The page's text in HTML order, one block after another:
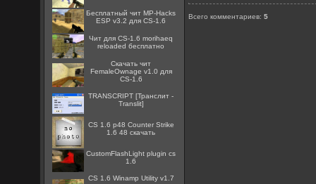
Бесплатный чит MP-Hacks
ESP v3.2 для CS-1.6
Чит для CS-1.6 morihaeq
reloaded бесплатно
Скачать чит
FemaleOwnage v1.0 для
CS-1.6
TRANSCRIPT [Транслит -
Translit]
CS 1.6 p48 Counter Strike
1.6 48 скачать
CustomFlashLight plugin cs
1.6
CS 1.6 Winamp Utility v1.7
Всего комментариев:5